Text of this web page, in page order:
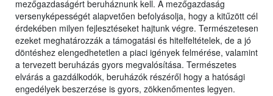
mezőgazdaságért beruháznunk kell. A mezőgazdaság
versenyképességét alapvetően befolyásolja, hogy a kitűzött cél
érdekében milyen fejlesztéseket hajtunk végre. Természetesen
ezeket meghatározzák a támogatási és hitelfeltételek, de a jó
döntéshez elengedhetetlen a piaci igények felmérése, valamint
a tervezett beruházás gyors megvalósítása. Természetes
elvárás a gazdálkodók, beruházók részéről hogy a hatósági
engedélyek beszerzése is gyors, zökkenőmentes legyen.